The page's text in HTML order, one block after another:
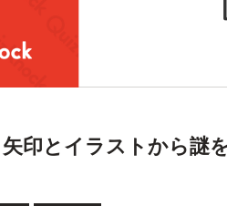
矢印とイラストから謎